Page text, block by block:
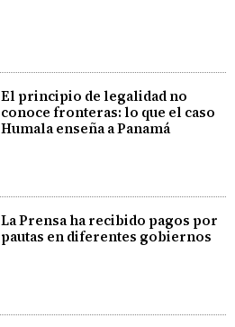
El principio de legalidad no
conoce fronteras: lo que el caso
Humala enseña a Panamá
La Prensa ha recibido pagos por
pautas en diferentes gobiernos